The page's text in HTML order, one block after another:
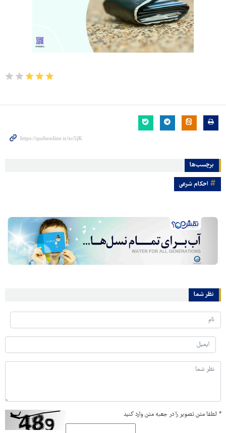
برچسب‌ها
احکام شرعی
نظر شما
* لطفا متن تصویر را در جعبه متن وارد کنید